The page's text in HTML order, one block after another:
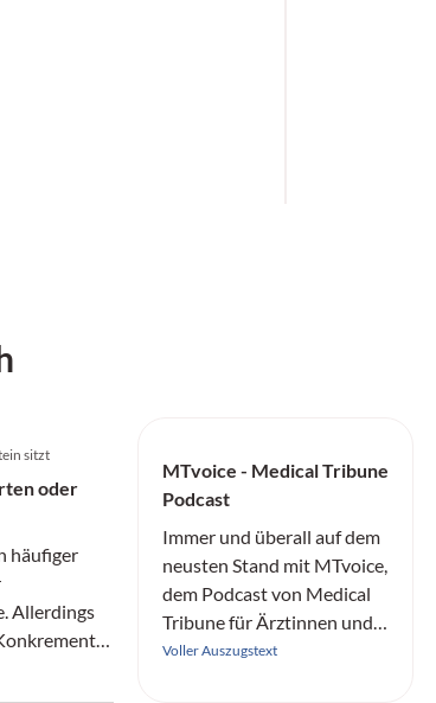
sitzt
oder
häufiger
Allerdings
MTvoice - Medical Tribune
Podcast
Immer und überall auf dem
neusten Stand mit MTvoice,
dem Podcast von Medical
Tribune für Ärztinnen und
Ärzte.
Voller Auszugstext